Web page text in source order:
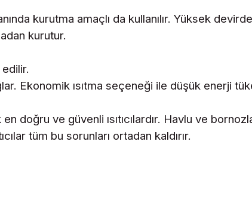
kurutma amaçlı da kullanılır. Yüksek
kurutur.
Ekonomik ısıtma seçeneği ile düşük enerji
doğru ve güvenli ısıtıcılardır. Havlu ve
tüm bu sorunları ortadan kaldırır.